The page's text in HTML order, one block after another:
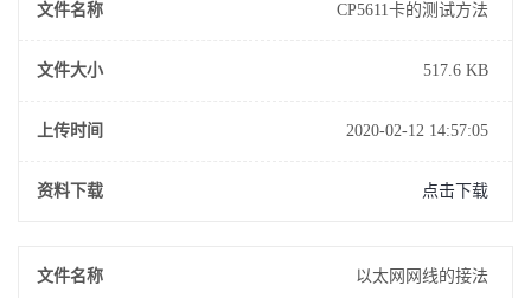
文件名称 CP5611卡的测试方法
文件大小 517.6 KB
上传时间 2020-02-12 14:57:05
资料下载 点击下载
文件名称 以太网网线的接法